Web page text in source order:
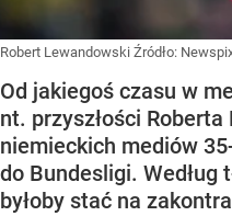
Robert Lewandowski Źródło:
Od jakiegoś czasu w
nt. przyszłości
niemieckich mediów
do Bundesligi. Według
byłoby stać na